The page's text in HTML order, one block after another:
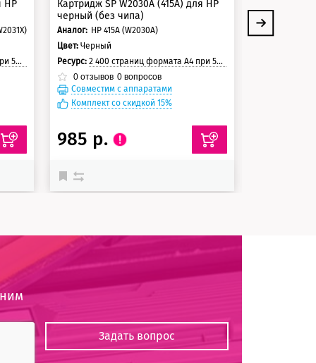
HP
Картридж SP W2030A (415A) для HP
черный (без чипа)
Аналог: HP 415A (W2030A)
Цвет: Черный
Ресурс: 2 400 страниц формата А4 при 5% заполнении страницы
0отзывов 0вопросов
Совместим с аппаратами
Комплект со скидкой 15%
985 р.
Ресурс: